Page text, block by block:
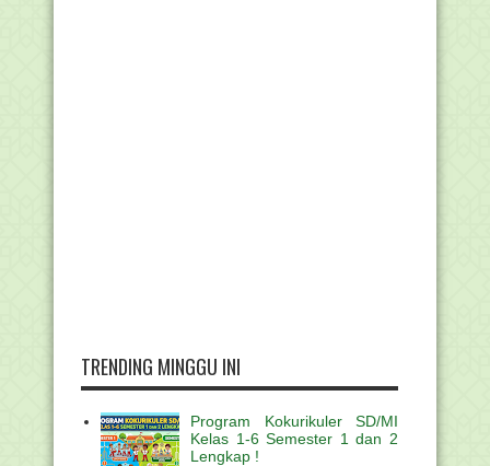
TRENDING MINGGU INI
Program Kokurikuler SD/MI
Kelas 1-6 Semester 1 dan 2
Lengkap !